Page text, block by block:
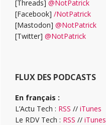
[Threads] @NotPatrick
[Facebook] /NotPatrick
[Mastodon] @NotPatrick
[Twitter] @NotPatrick
FLUX DES PODCASTS
En français :
L’Actu Tech : RSS // iTunes
Le RDV Tech : RSS // iTunes